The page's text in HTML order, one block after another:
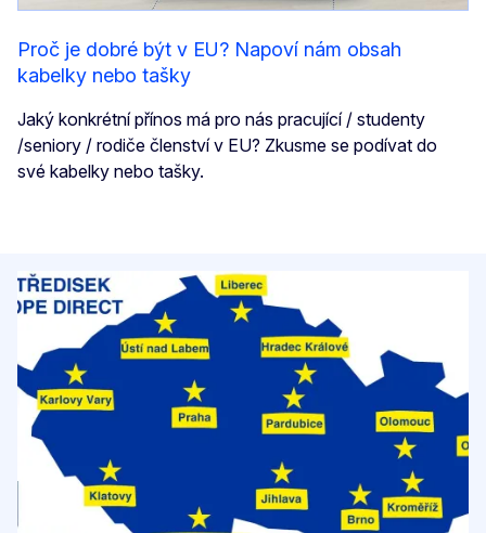
Proč je dobré být v EU? Napoví nám obsah
kabelky nebo tašky
Jaký konkrétní přínos má pro nás pracující / studenty
/seniory / rodiče členství v EU? Zkusme se podívat do
své kabelky nebo tašky.